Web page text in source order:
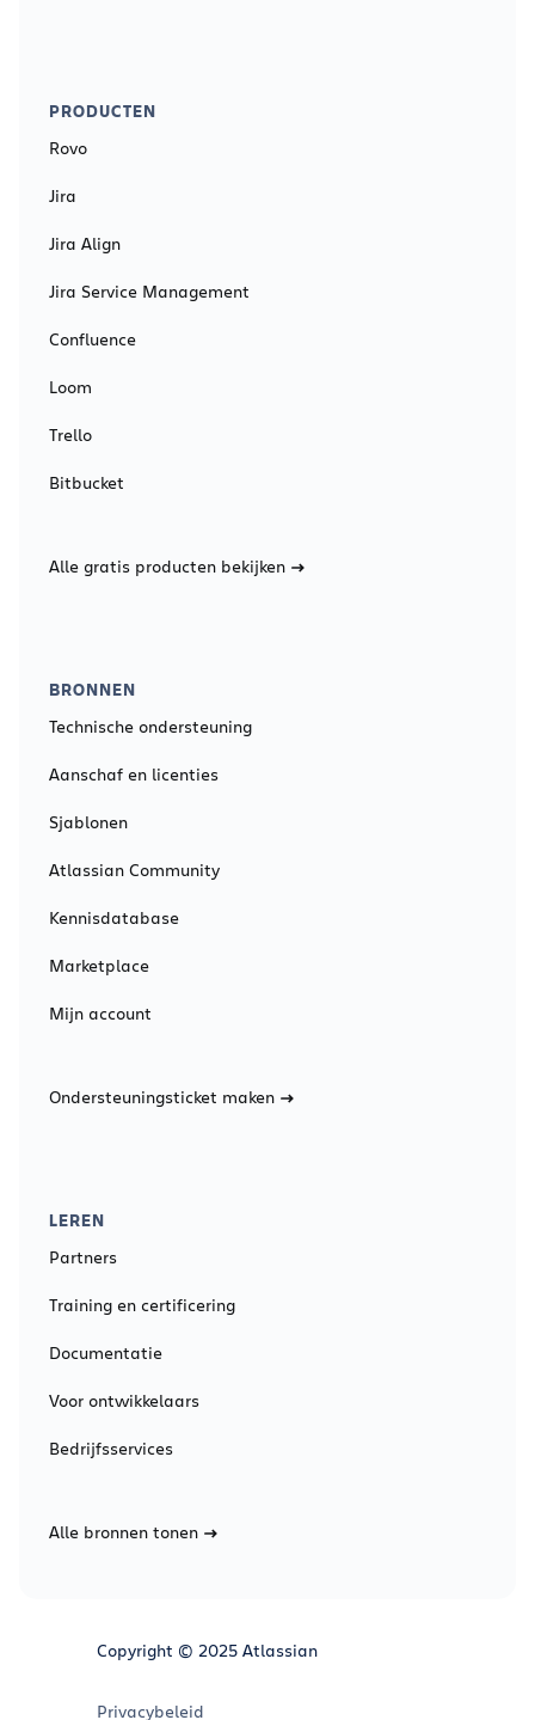
PRODUCTEN
Rovo
Jira
Jira Align
Jira Service Management
Confluence
Loom
Trello
Bitbucket
Alle gratis producten bekijken
BRONNEN
Technische ondersteuning
Aanschaf en licenties
Sjablonen
Atlassian Community
Kennisdatabase
Marketplace
Mijn account
Ondersteuningsticket maken
LEREN
Partners
Training en certificering
Documentatie
Voor ontwikkelaars
Bedrijfsservices
Alle bronnen tonen
Copyright © 2025 Atlassian
Privacybeleid